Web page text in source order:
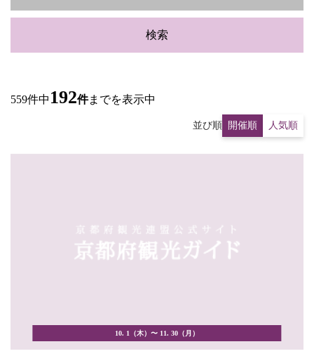
検索
559件中 192件までを表示中
並び順 開催順 人気順
10. 1（木）〜 11. 30（月）